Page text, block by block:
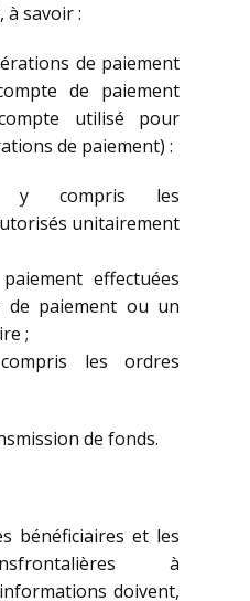
à savoir :
de paiement
de paiement
utilisé pour
de paiement) :
y compris les
unitairement
effectuées
de paiement ou un
;
les ordres
de fonds.
bénéficiaires et les
à
doivent,